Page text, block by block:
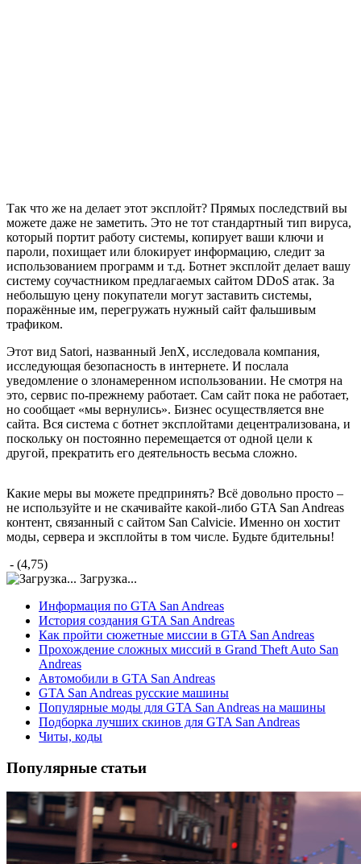
Так что же на делает этот эксплойт? Прямых последствий вы
можете даже не заметить. Это не тот стандартный тип вируса,
который портит работу системы, копирует ваши ключи и
пароли, похищает или блокирует информацию, следит за
использованием программ и т.д. Ботнет эксплойт делает вашу
систему соучастником предлагаемых сайтом DDoS атак. За
небольшую цену покупатели могут заставить системы,
поражённые им, перегружать нужный сайт фальшивым
трафиком.
Этот вид Satori, названный JenX, исследовала компания,
исследующая безопасность в интернете. И послала
уведомление о злонамеренном использовании. Не смотря на
это, сервис по-прежнему работает. Сам сайт пока не работает,
но сообщает «мы вернулись». Бизнес осуществляется вне
сайта. Вся система с ботнет эксплойтами децентрализована, и
поскольку он постоянно перемещается от одной цели к
другой, прекратить его деятельность весьма сложно.
Какие меры вы можете предпринять? Всё довольно просто –
не используйте и не скачивайте какой-либо GTA San Andreas
контент, связанный с сайтом San Calvicie. Именно он хостит
моды, сервера и эксплойты в том числе. Будьте бдительны!
- (4,75)
Загрузка...
Информация по GTA San Andreas
История создания GTA San Andreas
Как пройти сюжетные миссии в GTA San Andreas
Прохождение сложных миссий в Grand Theft Auto San
Andreas
Автомобили в GTA San Andreas
GTA San Andreas русские машины
Популярные моды для GTA San Andreas на машины
Подборка лучших скинов для GTA San Andreas
Читы, коды
Популярные статьи